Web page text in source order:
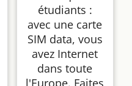
étudiants :
avec une carte
SIM data, vous
avez Internet
dans toute